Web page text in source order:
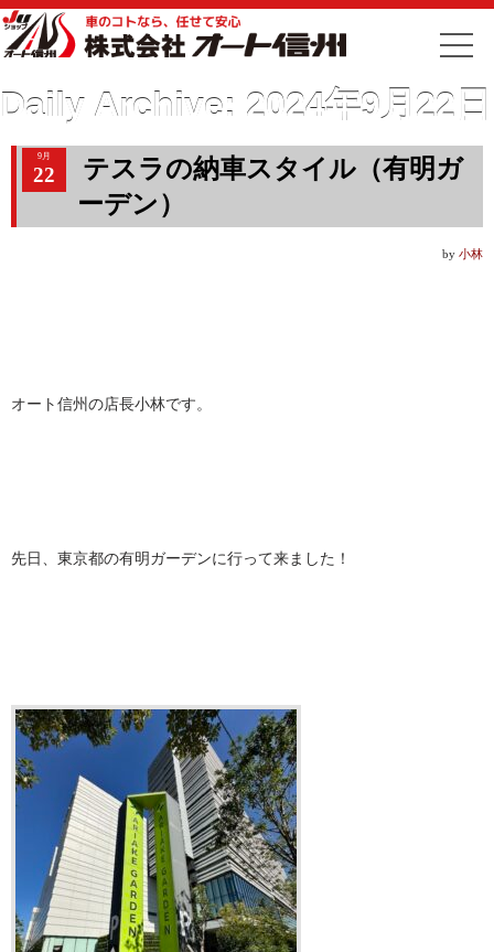
Daily Archive: 2024年9月22日
9月
22
テスラの納車スタイル（有明ガ
ーデン）
by 小林
オート信州の店長小林です。
先日、東京都の有明ガーデンに行って来ました！